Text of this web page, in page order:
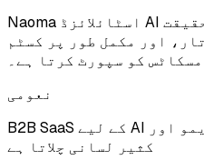
Naoma اسٹائلائزڈ AI اوتار، آواز کے ساتھ حقیقت
اور مکمل طور پر کسٹم
مسکاٹس کو سپورٹ کرتا ہے۔
نعومی
B2B SaaS کے لیے AI سیلز ایجنٹ جو 24/7 ڈیمو اور
کثیر لسانی چلاتا ہے